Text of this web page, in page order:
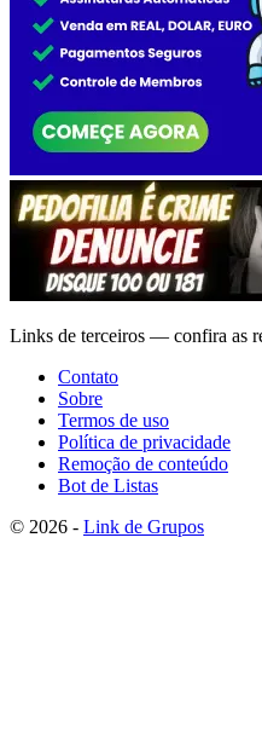
Links de terceiros — confira as
Contato
Sobre
Termos de uso
Política de privacidade
Remoção de conteúdo
Bot de Listas
© 2026 - Link de Grupos